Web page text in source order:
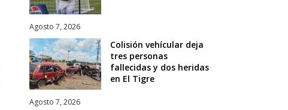
Agosto 7, 2026
Colisión vehícular deja
tres personas
fallecidas y dos heridas
en El Tigre
Agosto 7, 2026